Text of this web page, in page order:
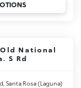
National
S Rd
Santa Rosa (Laguna)